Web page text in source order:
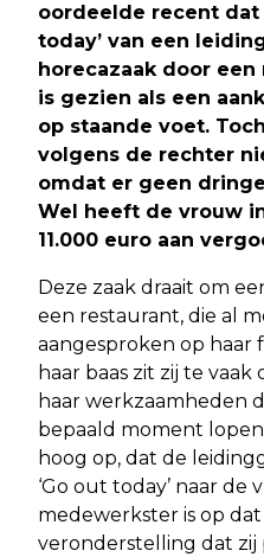
oordeelde recent dat
today’ van een
horecazaak door
is gezien als een
op staande voet.
volgens de rechter
omdat er geen
Wel heeft de vrouw
11.000 euro aan
Deze zaak draait om
een restaurant, die al
aangesproken op haar
haar baas zit zij te
haar werkzaamheden
bepaald moment
hoog op, dat de
‘Go out today’ naar de
medewerkster is op
veronderstelling dat zij